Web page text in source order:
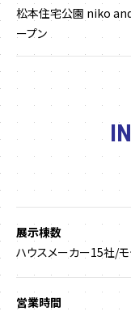
松本住宅公園 niko and
ープン
展示棟数
ハウスメーカー15社/
営業時間